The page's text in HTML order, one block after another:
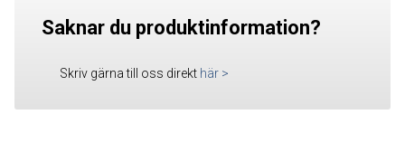
Saknar du produktinformation?
Skriv gärna till oss direkt här >